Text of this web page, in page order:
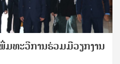
ມທະວີການຮ່ວມມືວຽກງານ